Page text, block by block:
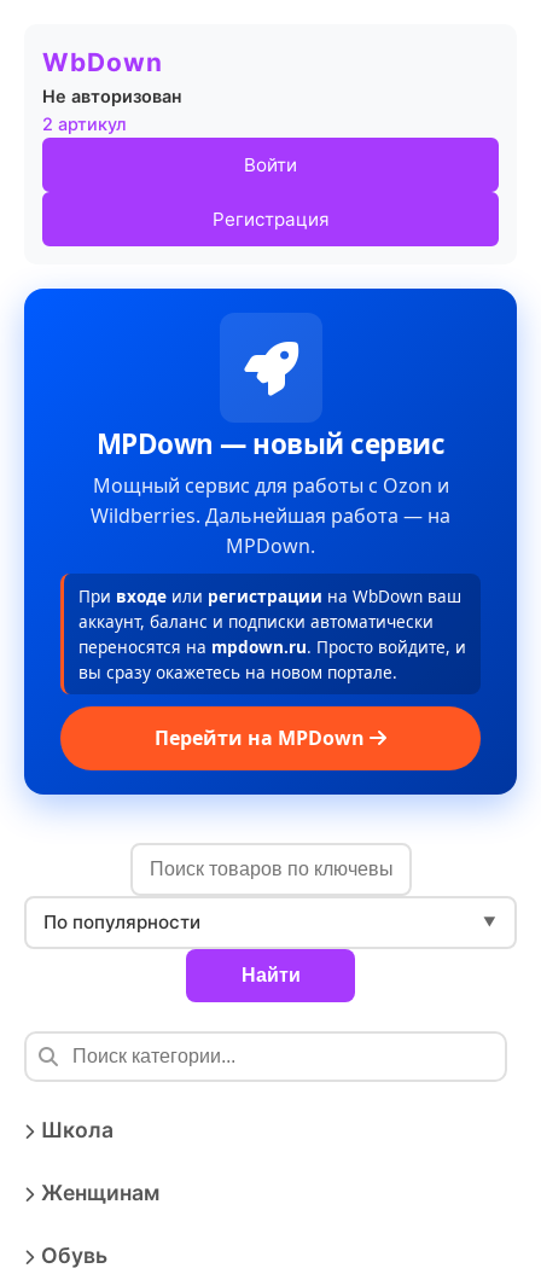
WbDown
Не авторизован
2 артикул
Войти
Регистрация
MPDown — новый сервис
Мощный сервис для работы с Ozon и
Wildberries. Дальнейшая работа — на
MPDown.
При входе или регистрации на WbDown ваш
аккаунт, баланс и подписки автоматически
переносятся на mpdown.ru. Просто войдите, и
вы сразу окажетесь на новом портале.
Перейти на MPDown
По популярности ▼
Найти
Школа
Женщинам
Обувь